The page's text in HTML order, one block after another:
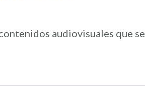
audiovisuales que se